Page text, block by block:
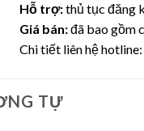
Hỗ trợ:thủ tục đăng
Giá bán:đã bao gồm
Chi tiết liên hệ hotline:
TỰ